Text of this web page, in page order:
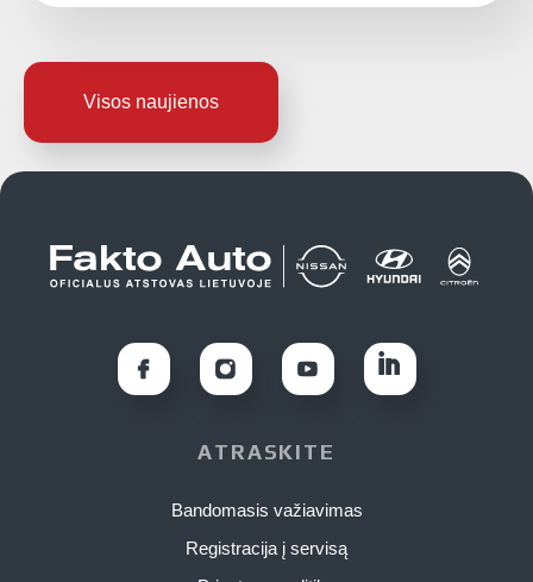
Visos naujienos
ATRASKITE
Bandomasis važiavimas
Registracija į servisą